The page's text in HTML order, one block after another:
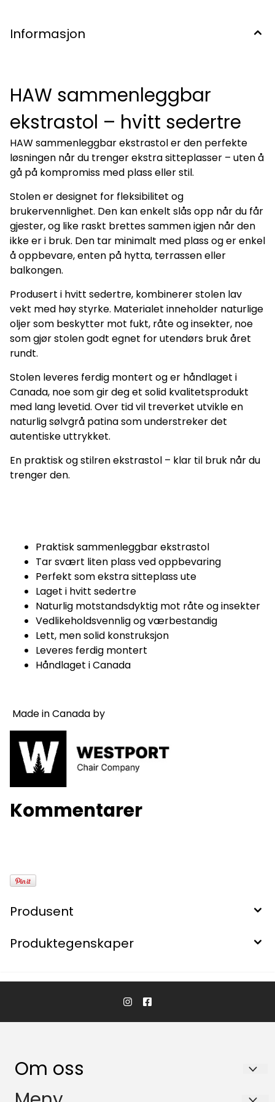
Informasjon
HAW sammenleggbar
ekstrastol – hvitt sedertre
HAW sammenleggbar ekstrastol er den perfekte
løsningen når du trenger ekstra sitteplasser – uten å
gå på kompromiss med plass eller stil.
Stolen er designet for fleksibilitet og
brukervennlighet. Den kan enkelt slås opp når du får
gjester, og like raskt brettes sammen igjen når den
ikke er i bruk. Den tar minimalt med plass og er enkel
å oppbevare, enten på hytta, terrassen eller
balkongen.
Produsert i hvitt sedertre, kombinerer stolen lav
vekt med høy styrke. Materialet inneholder naturlige
oljer som beskytter mot fukt, råte og insekter, noe
som gjør stolen godt egnet for utendørs bruk året
rundt.
Stolen leveres ferdig montert og er håndlaget i
Canada, noe som gir deg et solid kvalitetsprodukt
med lang levetid. Over tid vil treverket utvikle en
naturlig sølvgrå patina som understreker det
autentiske uttrykket.
En praktisk og stilren ekstrastol – klar til bruk når du
trenger den.
Praktisk sammenleggbar ekstrastol
Tar svært liten plass ved oppbevaring
Perfekt som ekstra sitteplass ute
Laget i hvitt sedertre
Naturlig motstandsdyktig mot råte og insekter
Vedlikeholdsvennlig og værbestandig
Lett, men solid konstruksjon
Leveres ferdig montert
Håndlaget i Canada
Made in Canada by
Kommentarer
Produsent
Produktegenskaper
Om oss
Hartman Nordic AS